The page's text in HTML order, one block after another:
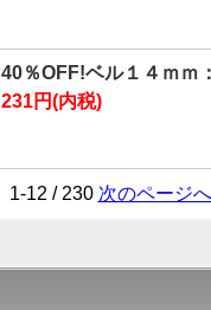
40％OFF!ベル１４ｍｍ
231円(内税)
1-12 / 230 次のページへ